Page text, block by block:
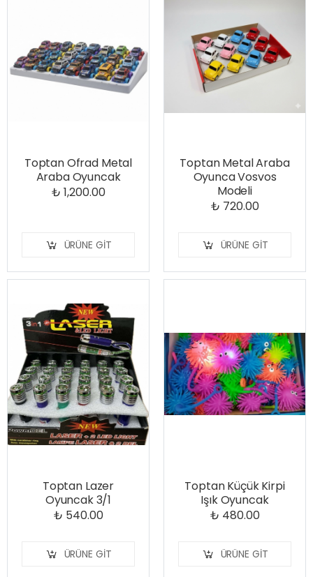
Toptan Ofrad Metal
Araba Oyuncak
₺ 1,200.00
ÜRÜNE GIT
Toptan Metal Araba
Oyunca Vosvos
Modeli
₺ 720.00
ÜRÜNE GIT
Toptan Lazer
Oyuncak 3/1
₺ 540.00
ÜRÜNE GIT
Toptan Küçük Kirpi
Işık Oyuncak
₺ 480.00
ÜRÜNE GIT